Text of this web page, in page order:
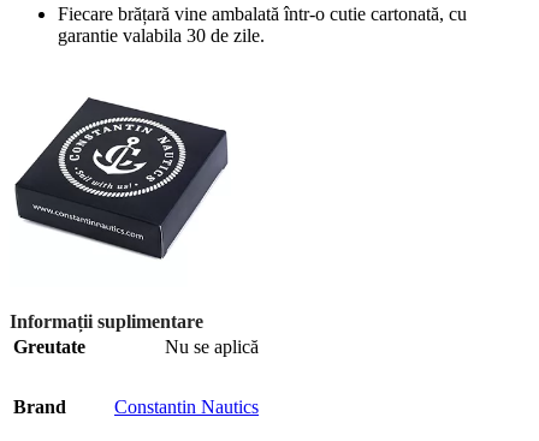
Fiecare brățară vine ambalată într-o cutie cartonată, cu
garantie valabila 30 de zile.
Informații suplimentare
Greutate
Nu se aplică
Brand Constantin Nautics